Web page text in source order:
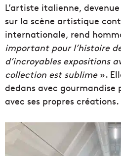
L’artiste italienne,
sur la scène artistique
internationale, rend
important pour l’histoire
d’incroyables expositions
collection est sublime».
dedans avec gourmandise
avec ses propres créations.